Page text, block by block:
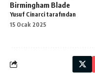
Birmingham Blade
Yusuf Cinarci tarafından
15 Ocak 2025